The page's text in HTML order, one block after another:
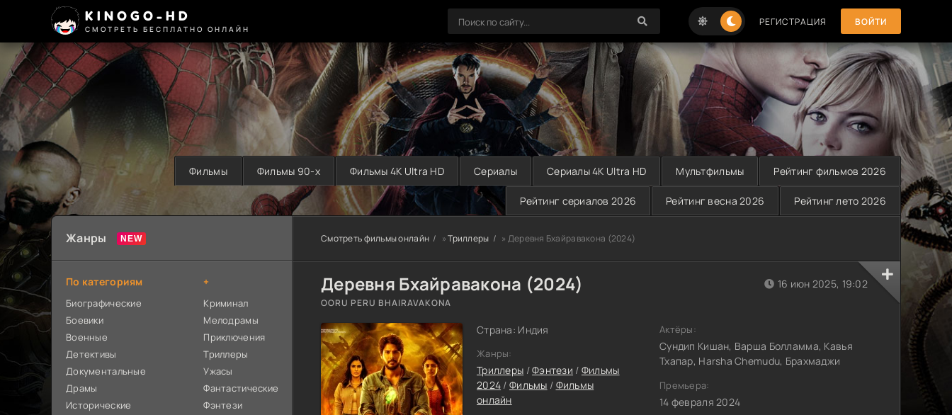
KINOGO-HD
СМОТРЕТЬ БЕСПЛАТНО ОНЛАЙН
РЕГИСТРАЦИЯ ВОЙТИ
Фильмы Фильмы 90-х Фильмы 4K Ultra HD Сериалы Сериалы 4K Ultra HD Мультфильмы Рейтинг фильмов 2026
Рейтинг сериалов 2026 Рейтинг весна 2026 Рейтинг лето 2026
Смотреть фильмы онлайн »Триллеры » Деревня Бхайравакона (2024)
Деревня Бхайравакона (2024)
OORU PERU BHAIRAVAKONA
Страна: Индия
Жанры:
Триллеры /Фэнтези / Фильмы
2024 / Фильмы / Фильмы
онлайн
16 июн 2025, 19:02
Актёры:
Сундип Кишан, Варша Болламма, Кавья
Тхапар, Harsha Chemudu, Брахмаджи
Премьера:
14 февраля 2024
Жанры
По категориям
Биографические
Боевики
Военные
Детективы
Документальные
Драмы
Исторические
+
Криминал
Мелодрамы
Приключения
Триллеры
Ужасы
Фантастические
Фэнтези